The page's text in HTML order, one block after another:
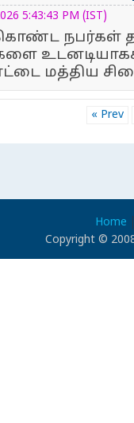
5:43:43 PM (IST)
கொண்ட நபர்கள்
உடனடியாகச்
மத்திய
« Prev
Home
Copyright ©